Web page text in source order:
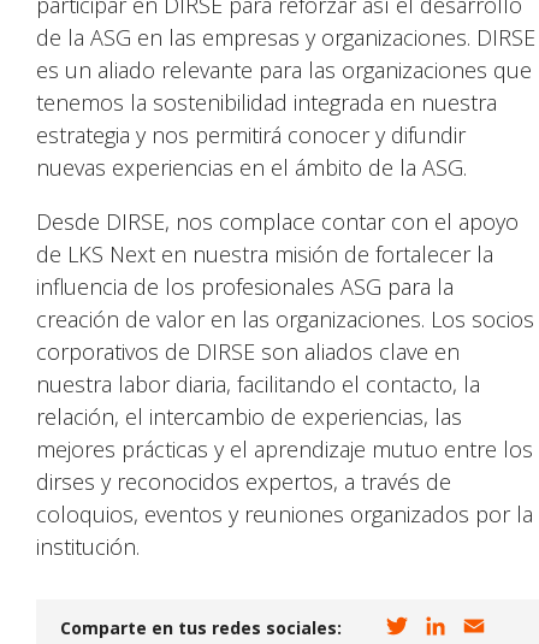
de la ASG en las empresas y organizaciones. DIRSE
es un aliado relevante para las organizaciones que
tenemos la sostenibilidad integrada en nuestra
estrategia y nos permitirá conocer y difundir
nuevas experiencias en el ámbito de la ASG.
Desde DIRSE, nos complace contar con el apoyo
de LKS Next en nuestra misión de fortalecer la
influencia de los profesionales ASG para la
creación de valor en las organizaciones. Los socios
corporativos de DIRSE son aliados clave en
nuestra labor diaria, facilitando el contacto, la
relación, el intercambio de experiencias, las
mejores prácticas y el aprendizaje mutuo entre los
dirses y reconocidos expertos, a través de
coloquios, eventos y reuniones organizados por la
institución.
Comparte en tus redes sociales: